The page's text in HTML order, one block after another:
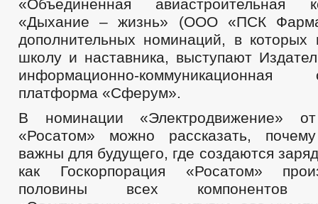
«Объединённая авиастроительная
«Дыхание – жизнь» (ООО «ПСК
дополнительных номинаций, в
школу и наставника, выступают
информационно-коммуникационная
платформа «Сферум».
В номинации «Электродвижение» от
«Росатом» можно рассказать,
важны для будущего, где создаются
как Госкорпорация «Росатом»
половины всех компонентов